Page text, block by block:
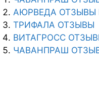
АЮРВЕДА ОТЗЫВЫ
ТРИФАЛА ОТЗЫВЫ
ВИТАГРОСС
ЧАВАНПРАШ